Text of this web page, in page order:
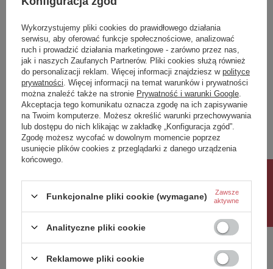
IK 2
Klasa Energetyczna -
kWh/1000h -
Potrzebujesz pomocy? Masz pytania?
Zadaj pytanie a my odpowiemy niezwłocznie,
najciekawsze pytania i odpowiedzi publikując
dla innych.
Zadaj pytanie
Treść twojej opinii
Wykorzystujemy pliki cookies do prawidłowego działania
serwisu, aby oferować funkcje społecznościowe, analizować
ruch i prowadzić działania marketingowe - zarówno przez nas,
jak i naszych Zaufanych Partnerów. Pliki cookies służą również
do personalizacji reklam. Więcej informacji znajdziesz w polityce
prywatności . Więcej informacji na temat warunków i prywatności
można znaleźć także na stronie Prywatność i warunki Google
Akceptacja tego komunikatu oznacza zgodę na ich zapisywanie
na Twoim komputerze. Możesz określić warunki przechowywania
lub dostępu do nich klikając w zakładkę „Konfiguracja zgód”.
Zgodę możesz wycofać w dowolnym momencie poprzez
usunięcie plików cookies z przeglądarki z danego urządzenia
końcowego.
Funkcjonalne pliki cookie (wymagane)
Zawsze
aktywne
Analityczne pliki cookie
Reklamowe pliki cookie